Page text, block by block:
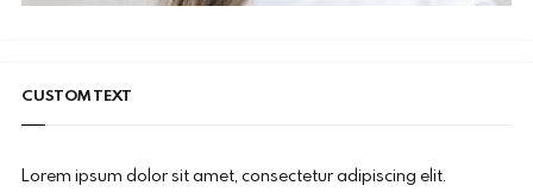
CUSTOM TEXT
Lorem ipsum dolor sit amet, consectetur adipiscing elit.